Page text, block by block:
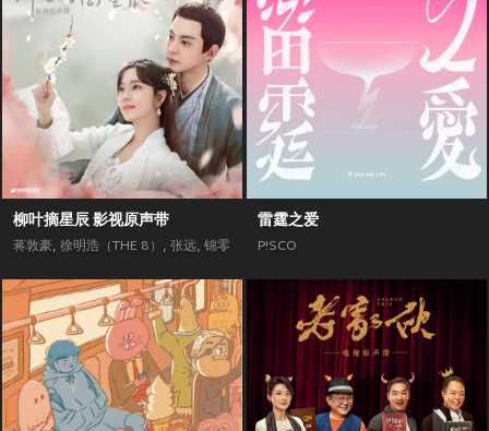
柳叶摘星辰 影视原声带
蒋敦豪, 徐明浩（THE 8） , 张远, 锦零
雷霆之爱
P!SCO